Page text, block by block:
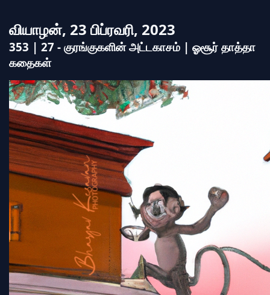
வியாழன், 23 பிப்ரவரி, 2023
353 | 27 - குரங்குகளின் அட்டகாசம் | ஓசூர் தாத்தா
கதைகள்